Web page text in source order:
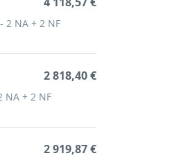
2 NA + 2 NF
NA + 2 NF
2 818,40 €
2 919,87 €